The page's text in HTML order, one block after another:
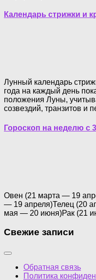
Календарь стрижки и
Лунный календарь
года на каждый день
положения Луны,
созвездий, транзитов и
Гороскоп на неделю с
Овен (21 марта — 19
— 19 апреля)Телец (20
мая — 20 июня)Рак (21
Свежие записи
Обратная связь
Политика